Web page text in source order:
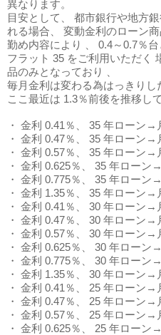
異なります。
目安として、 都市銀行や地方
れる場合、 変動金利のローン
勤め内容により 、 0.4～0.7％台
フラット 35 をご利用いただく
品のみとなっており 、
毎月金利は変わる為はっきりし
ここ最近は 1.3％前後を推移し
・ 金利 0.41％、 35 年ローン→
・ 金利 0.47％、 35 年ローン→
・ 金利 0.57％、 35 年ローン→
・ 金利 0.625％、 35 年ローン
・ 金利 0.775％、 35 年ローン
・ 金利 1.35％、 35 年ローン→
・ 金利 0.41％、 30 年ローン→
・ 金利 0.47％、 30 年ローン→
・ 金利 0.57％、 30 年ローン→
・ 金利 0.625％、 30 年ローン
・ 金利 0.775％、 30 年ローン
・ 金利 1.35％、 30 年ローン→
・ 金利 0.41％、 25 年ローン→
・ 金利 0.47％、 25 年ローン→
・ 金利 0.57％、 25 年ローン→
・ 金利 0.625％、 25 年ローン